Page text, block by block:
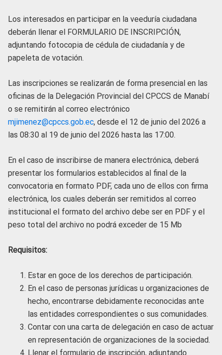
Los interesados en participar en la veeduría ciudadana
deberán llenar el FORMULARIO DE INSCRIPCIÓN,
adjuntando fotocopia de cédula de ciudadanía y de
papeleta de votación.
Las inscripciones se realizarán de forma presencial en las
oficinas de la Delegación Provincial del CPCCS de Manabí
o se remitirán al correo electrónico
mjimenez@cpccs.gob.ec, desde el 12 de junio del 2026 a
las 08:30 al 19 de junio del 2026 hasta las 17:00.
En el caso de inscribirse de manera electrónica, deberá
presentar los formularios establecidos al final de la
convocatoria en formato PDF, cada uno de ellos con firma
electrónica, los cuales deberán ser remitidos al correo
institucional el formato del archivo debe ser en PDF y el
peso total del archivo no podrá exceder de 15 Mb
Requisitos:
Estar en goce de los derechos de participación.
En el caso de personas jurídicas u organizaciones de
hecho, encontrarse debidamente reconocidas ante
las entidades correspondientes o sus comunidades.
Contar con una carta de delegación en caso de actuar
en representación de organizaciones de la sociedad.
Llenar el formulario de inscripción, adjuntando